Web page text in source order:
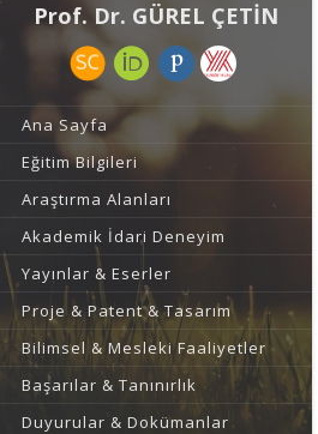
Prof. Dr. GÜREL ÇETİN
Ana Sayfa
Eğitim Bilgileri
Araştırma Alanları
Akademik İdari Deneyim
Yayınlar & Eserler
Proje & Patent & Tasarım
Bilimsel & Mesleki Faaliyetler
Başarılar & Tanınırlık
Duyurular & Dokümanlar